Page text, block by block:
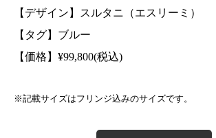
【デザイン】スルタニ（エスリーミ）
【タグ】ブルー
【価格】 ¥99,800(税込)
※記載サイズはフリンジ込みのサイズです。